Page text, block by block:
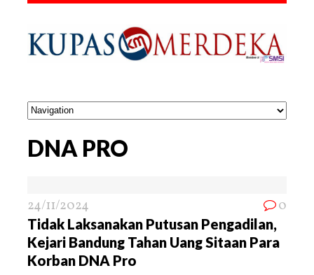
DNA PRO
24/11/2024 0
Tidak Laksanakan Putusan Pengadilan,
Kejari Bandung Tahan Uang Sitaan Para
Korban DNA Pro